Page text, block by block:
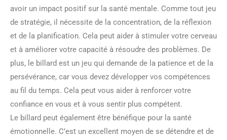
avoir un impact positif sur la santé mentale. Comme tout jeu
de stratégie, il nécessite de la concentration, de la réflexion
et de la planification. Cela peut aider à stimuler votre cerveau
et à améliorer votre capacité à résoudre des problèmes. De
plus, le billard est un jeu qui demande de la patience et de la
persévérance, car vous devez développer vos compétences
au fil du temps. Cela peut vous aider à renforcer votre
confiance en vous et à vous sentir plus compétent.
Le billard peut également être bénéfique pour la santé
émotionnelle. C’est un excellent moyen de se détendre et de